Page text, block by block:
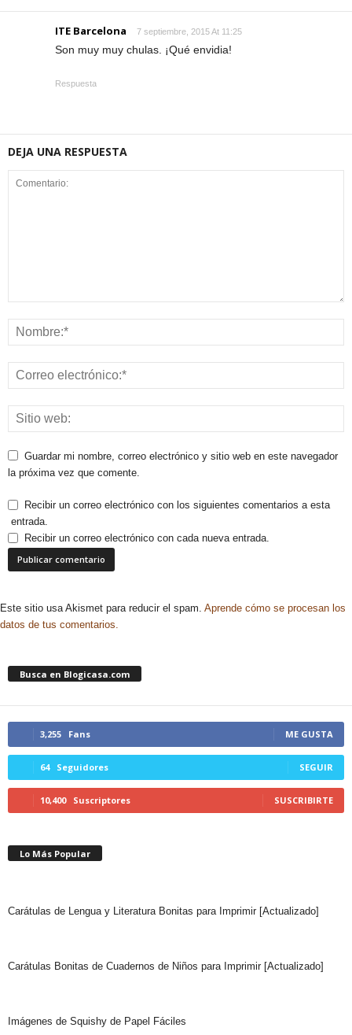
ITE Barcelona 7 septiembre, 2015 At 11:25
Son muy muy chulas. ¡Qué envidia!
Respuesta
DEJA UNA RESPUESTA
Guardar mi nombre, correo electrónico y sitio web en este navegador
la próxima vez que comente.
Recibir un correo electrónico con los siguientes comentarios a esta
entrada.
Recibir un correo electrónico con cada nueva entrada.
Este sitio usa Akismet para reducir el spam. Aprende cómo se procesan los
datos de tus comentarios.
Busca en Blogicasa.com
3,255 Fans ME GUSTA
64 Seguidores SEGUIR
10,400 Suscriptores SUSCRIBIRTE
Lo Más Popular
Carátulas de Lengua y Literatura Bonitas para Imprimir [Actualizado]
Carátulas Bonitas de Cuadernos de Niños para Imprimir [Actualizado]
Imágenes de Squishy de Papel Fáciles